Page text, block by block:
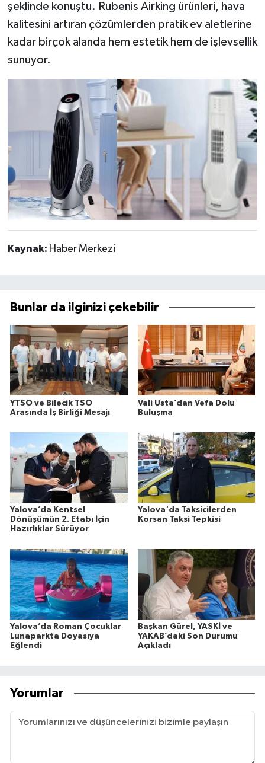
şeklinde konuştu. Rubenis Airking ürünleri, hava
kalitesini artıran çözümlerden pratik ev aletlerine
kadar birçok alanda hem estetik hem de işlevsellik
sunuyor.
Kaynak: Haber Merkezi
Bunlar da ilginizi çekebilir
YTSO ve Bilecik TSO
Arasında İş Birliği Mesajı
Vali Usta’dan Vefa Dolu
Buluşma
Yalova’da Kentsel
Dönüşümün 2. Etabı İçin
Hazırlıklar Sürüyor
Yalova'da Taksicilerden
Korsan Taksi Tepkisi
Yalova’da Roman Çocuklar
Lunaparkta Doyasıya
Eğlendi
Başkan Gürel, YASKİ ve
YAKAB’daki Son Durumu
Açıkladı
Yorumlar